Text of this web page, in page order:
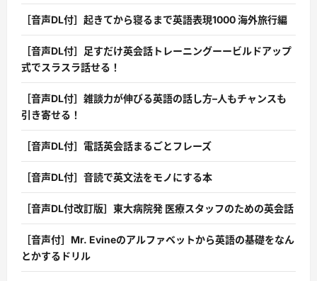
［音声DL付］起きてから寝るまで英語表現1000 海外旅行編
［音声DL付］足すだけ英会話トレーニングーービルドアップ
式でスラスラ話せる！
［音声DL付］雑談力が伸びる英語の話し方–人もチャンスも
引き寄せる！
［音声DL付］電話英会話まるごとフレーズ
［音声DL付］音読で英文法をモノにする本
［音声DL付改訂版］東大病院発 医療スタッフのための英会話
［音声付］Mr. Evineのアルファベットから英語の基礎をなん
とかするドリル